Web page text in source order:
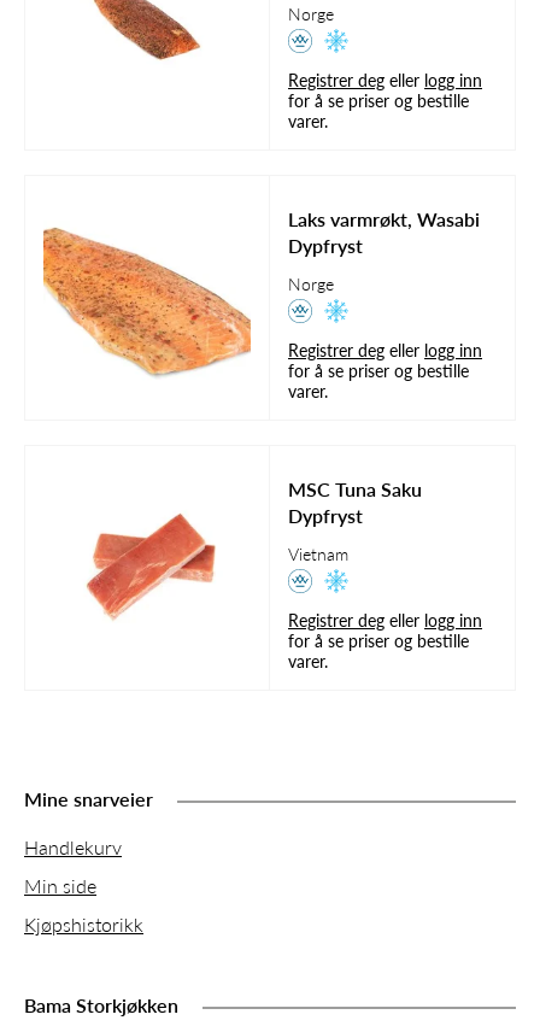
Norge
Registrer deg eller logg inn
for å se priser og bestille
varer.
Laks varmrøkt, Wasabi
Dypfryst
Norge
Registrer deg eller logg inn
for å se priser og bestille
varer.
MSC Tuna Saku
Dypfryst
Vietnam
Registrer deg eller logg inn
for å se priser og bestille
varer.
Mine snarveier
Handlekurv
Min side
Kjøpshistorikk
Bama Storkjøkken